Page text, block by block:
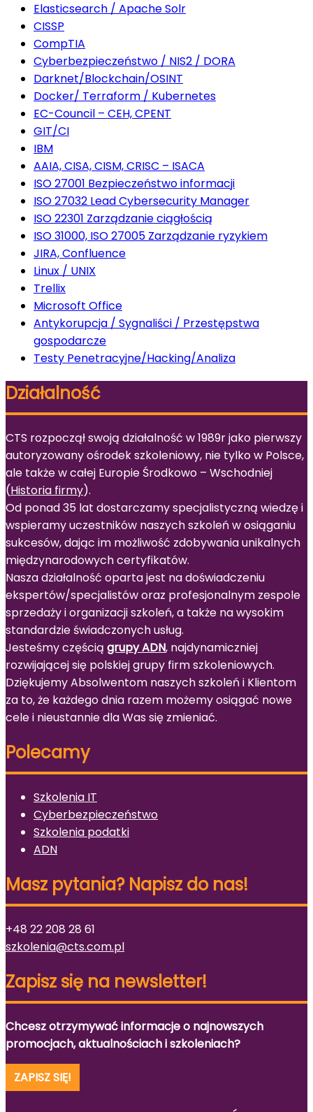
Elasticsearch / Apache Solr
CISSP
CompTIA
Cyberbezpieczeństwo / NIS2 / DORA
Darknet/Blockchain/OSINT
Docker/ Terraform / Kubernetes
EC-Council – CEH, CPENT
GIT/CI
IBM
AAIA, CISA, CISM, CRISC – ISACA
ISO 27001 Bezpieczeństwo informacji
ISO 27032 Lead Cybersecurity Manager
ISO 22301 Zarządzanie ciągłością
ISO 31000, ISO 27005 Zarządzanie ryzykiem
JIRA, Confluence
Linux / UNIX
Trellix
Microsoft Office
Antykorupcja / Sygnaliści / Przestępstwa
gospodarcze
Testy Penetracyjne/Hacking/Analiza
Działalność
CTS rozpoczął swoją działalność w 1989r jako pierwszy
autoryzowany ośrodek szkoleniowy, nie tylko w Polsce,
ale także w całej Europie Środkowo – Wschodniej
(Historia firmy).
Od ponad 35 lat dostarczamy specjalistyczną wiedzę i
wspieramy uczestników naszych szkoleń w osiąganiu
sukcesów, dając im możliwość zdobywania unikalnych
międzynarodowych certyfikatów.
Nasza działalność oparta jest na doświadczeniu
ekspertów/specjalistów oraz profesjonalnym zespole
sprzedaży i organizacji szkoleń, a także na wysokim
standardzie świadczonych usług.
Jesteśmy częścią grupy ADN, najdynamiczniej
rozwijającej się polskiej grupy firm szkoleniowych.
Dziękujemy Absolwentom naszych szkoleń i Klientom
za to, że każdego dnia razem możemy osiągać nowe
cele i nieustannie dla Was się zmieniać.
Polecamy
Szkolenia IT
Cyberbezpieczeństwo
Szkolenia podatki
ADN
Masz pytania? Napisz do nas!
+48 22 208 28 61
szkolenia@cts.com.pl
Zapisz się na newsletter!
Chcesz otrzymywać informacje o najnowszych
promocjach, aktualnościach i szkoleniach?
ZAPISZ SIĘ!